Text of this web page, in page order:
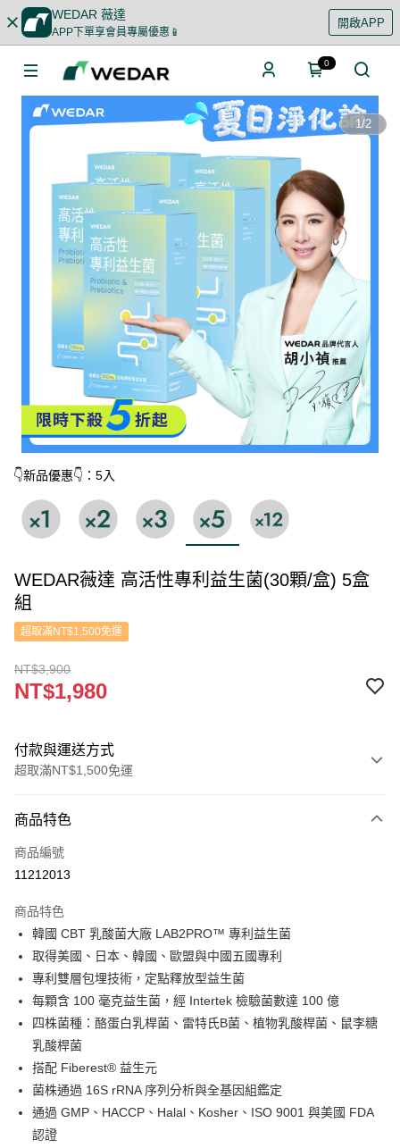
WEDAR 薇達
APP下單享會員專屬優惠📱
開啟APP
0
1/2
👇新品優惠👇：5入
WEDAR薇達 高活性專利益生菌(30顆/盒) 5盒
組
超取滿NT$1,500免運
NT$3,900
NT$1,980
付款與運送方式
超取滿NT$1,500免運
信用卡一次付款
信用卡分期付款
合作金庫商業銀行
華南商業銀行
彰化商業銀行
上海商業儲蓄銀行
台北富邦商業銀行
國泰世華商業銀行
兆豐國際商業銀行
臺灣中小企業銀行
台中商業銀行
匯豐（台灣）商業銀行
華泰商業銀行
聯邦商業銀行
遠東國際商業銀行
元大商業銀行
玉山商業銀行
台新國際商業銀行
中國信託商業銀行
台灣樂天信用卡公司
6 期 0 利率 每期
華南商業銀行
彰化商業銀行
上海商業儲蓄銀行
台北富邦商業銀行
國泰世華商業銀行
兆豐國際商業銀行
臺灣中小企業銀行
台中商業銀行
匯豐（台灣）商業銀行
聯邦商業銀行
元大商業銀行
玉山商業銀行
星展（台灣）商業銀行
台新國際商業銀行
中國信託商業銀行
台灣樂天信用卡公司
12 期 0 利率 每期NT$165
合作金庫商業銀行
第一商業銀行
上海商業儲蓄銀行
台北富邦商業銀行
國泰世華商業銀行
兆豐國際商業銀行
臺灣中小企業銀行
匯豐（台灣）商業銀行
聯邦商業銀行
遠東國際商業銀行
元大商業銀行
玉山商業銀行
星展（台灣）商業銀行
台新國際商業銀行
24 期 0 利率 每期 NT$82
合作金庫商業銀行
第一商業銀行
華南商業銀行
彰化商業銀行
兆豐國際商業銀行
台中商業銀行
華泰商業銀行
聯邦商業銀行
遠東國際商業銀行
元大商業銀行
永豐商業銀行
超商取貨付款
LINE Pay
Apple Pay
悠遊付
商品特色
商品編號
11212013
商品特色
韓國 CBT 乳酸菌大廠 LAB2PRO™ 專利益生菌
取得美國、日本、韓國、歐盟與中國五國專利
專利雙層包埋技術，定點釋放型益生菌
每顆含 100 毫克益生菌，經 Intertek 檢驗菌數達 100 億
四株菌種：酪蛋白乳桿菌、雷特氏B菌、植物乳酸桿菌、鼠李糖
乳酸桿菌
搭配 Fiberest® 益生元
菌株通過 16S rRNA 序列分析與全基因組鑑定
通過 GMP、HACCP、Halal、Kosher、ISO 9001 與美國 FDA
認證